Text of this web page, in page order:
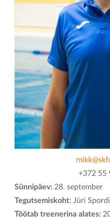
+372 55
Sünnipäev: 28. september
Tegutsemiskoht: Jüri
Töötab treenerina alates: